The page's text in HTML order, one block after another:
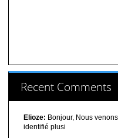
Recent Comments
Elioze: Bonjour, Nous
identifié plusi